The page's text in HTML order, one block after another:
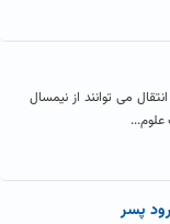
می توانند از نیمسال
علوم...
پسر